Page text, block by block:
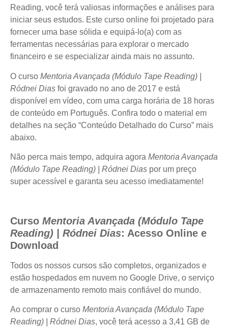
Reading, você terá valiosas informações e análises para
iniciar seus estudos. Este curso online foi projetado para
fornecer uma base sólida e equipá-lo(a) com as
ferramentas necessárias para explorar o mercado
financeiro e se especializar ainda mais no assunto.
O curso Mentoria Avançada (Módulo Tape Reading) |
Ródnei Dias foi gravado no ano de 2017 e está
disponível em vídeo, com uma carga horária de 18 horas
de conteúdo em Português. Confira todo o material em
detalhes na seção “Conteúdo Detalhado do Curso” mais
abaixo.
Não perca mais tempo, adquira agora Mentoria Avançada
(Módulo Tape Reading) | Ródnei Dias por um preço
super acessível e garanta seu acesso imediatamente!
Curso Mentoria Avançada (Módulo Tape
Reading) | Ródnei Dias: Acesso Online e
Download
Todos os nossos cursos são completos, organizados e
estão hospedados em nuvem no Google Drive, o serviço
de armazenamento remoto mais confiável do mundo.
Ao comprar o curso Mentoria Avançada (Módulo Tape
Reading) | Ródnei Dias, você terá acesso a 3,41 GB de